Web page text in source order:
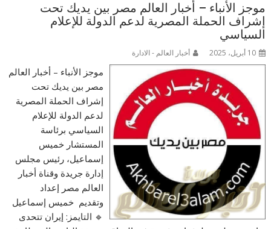
موجز الأنباء – أخبار العالم مصر بين يديك تحت
إشراف الحملة المصرية لدعم الدولة للإعلام
السياسي
10 أبريل، 2025 أخبار العالم - الادارة
موجز الأنباء – أخبار العالم
مصر بين يديك تحت
إشراف الحملة المصرية
لدعم الدولة للإعلام
السياسي برئاسة
المستشار خميس
إسماعيل، رئيس مجلس
إدارة جريدة وقناة أخبار
العالم مصر إعداد
وتقديم خميس إسماعيل
🔹 التايمز: إيران تتحدى